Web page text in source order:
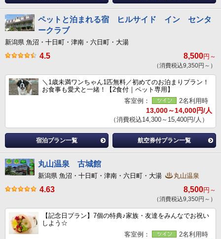
ペットと泊まれる宿 ヒルサイド イン センタ
ークラブ
新潟県 魚沼・十日町・津南・六日町・大湯
4.5 8,500円～
（消費税込9,350円～）
＼1歳未満ワンちゃん1匹無料／初めてのお泊まりプラン！
お食事も愛犬と一緒！【2食付｜ペット専用】
客室例：
2名利用時
13,000～14,000円/人
（消費税込14,300～15,400円/人）
宿泊プラン一覧 航空券付プラン一覧
丸山温泉 古城館
新潟県 魚沼・十日町・津南・六日町・大湯 丸山温泉
4.63 8,500円～
（消費税込9,350円～）
【記念日プラン】7個の特典♪家族・友達をみんなでお祝い
しよう☆
客室例：
2名利用時